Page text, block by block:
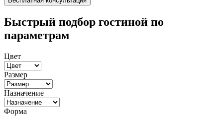
Быстрый подбор гостиной по
параметрам
Цвет
Размер
Назначение
Форма